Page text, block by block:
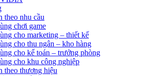
theo nhu cầu
chơi game
cho marketing – thiết kế
cho thu ngân – kho hàng
cho kế toán – trưởng phòng
cho khu công nghiệp
theo thương hiệu